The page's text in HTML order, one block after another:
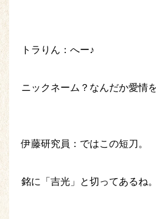
トラりん：へー♪
ニックネーム？なんだか愛情
伊藤研究員：ではこの短刀。
銘に「吉光」と切ってあるね。